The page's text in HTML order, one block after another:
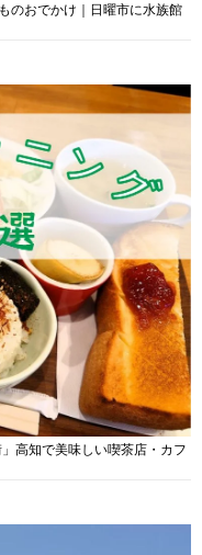
のおでかけ｜日曜市に水族館
高知で美味しい喫茶店・カフ